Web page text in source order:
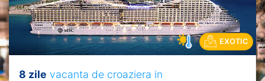
EXOTIC
8 zile vacanta de croaziera in